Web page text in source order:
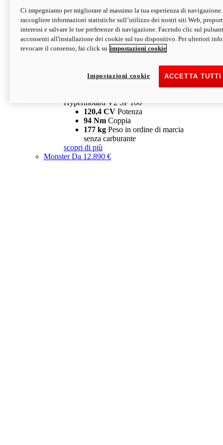
Hypermotard V2 SP
120,4 CVPotenza
94 NmCoppia
177 kgPeso in ordine di marcia
senza carburante
Depotenziata 35 kW: 18.890 € i
configura scopri di più
Hypermotard V2 SP 100
120,4 CV Potenza
94 Nm Coppia
177 kg Peso in ordine di marcia
senza carburante
scopri di più
MonsterDa 12.890 €
Ci impegniamo per migliorare al massimo la tua esperienza di
raccogliere informazioni statistiche sull’utilizzo dei nostri siti Web,
interessi e salvare le tue preferenze di navigazione. Facendo clic sul
acconsenti all'installazione dei cookie sul tuo dispositivo. Per ulteriori
revocare il consenso, fai click su impostazioni cookie
ACCETTA
Impostazioni cookie